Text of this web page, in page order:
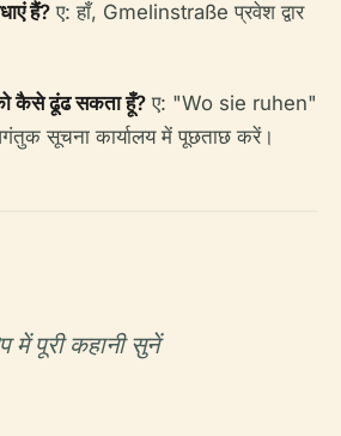
हैं? ए: हाँ, Gmelinstraße प्रवेश द्वार
कैसे ढूंढ सकता हूँ? ए: "Wo sie ruhen"
सूचना कार्यालय में पूछताछ करें।
में पूरी कहानी सुनें